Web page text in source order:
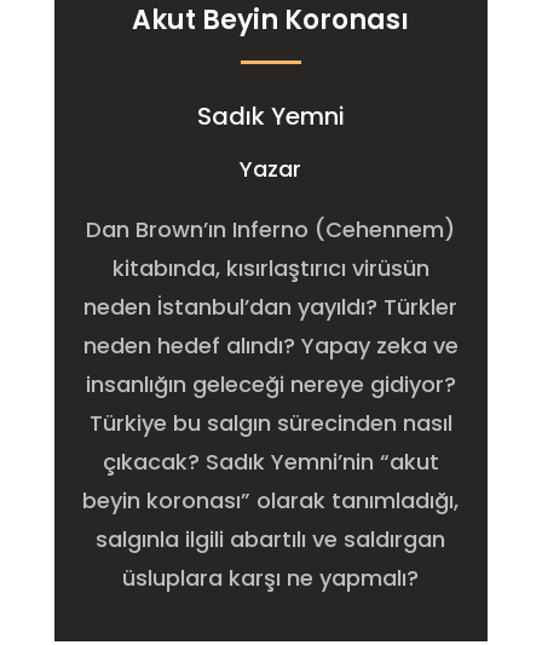
Akut Beyin Koronası
Sadık Yemni
Yazar
Dan Brown’ın Inferno (Cehennem)
kitabında, kısırlaştırıcı virüsün
neden İstanbul’dan yayıldı? Türkler
neden hedef alındı? Yapay zeka ve
insanlığın geleceği nereye gidiyor?
Türkiye bu salgın sürecinden nasıl
çıkacak? Sadık Yemni’nin “akut
beyin koronası” olarak tanımladığı,
salgınla ilgili abartılı ve saldırgan
üsluplara karşı ne yapmalı?